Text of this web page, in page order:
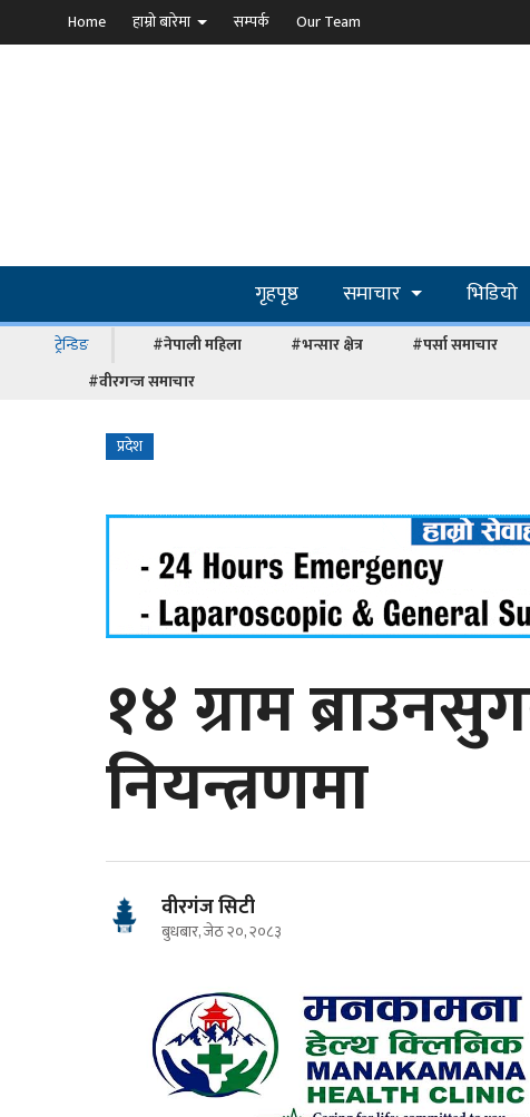
Home हाम्रो बारेमा सम्पर्क Our Team
गृहपृष्ठ समाचार भिडियो
ट्रेन्डिङ #नेपाली महिला #भन्सार क्षेत्र #पर्सा समाचार
#वीरगन्ज समाचार
प्रदेश
१४ ग्राम
नियन्त्रणमा
वीरगंज सिटी
बुधबार, जेठ २०, २०८३